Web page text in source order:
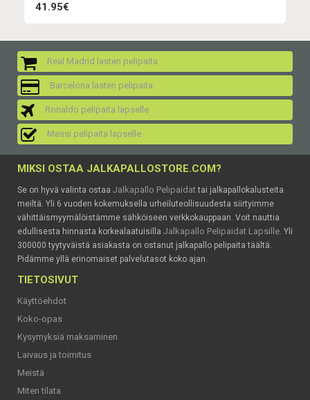
41.95€
Real Madrid lasten pelipaita
Barcelona lasten pelipaita
Ronaldo pelipaita lapselle
Messi pelipaita lapselle
MIKSI OSTAA JALKAPALLOSTORE.COM?
Se on hyvä valinta ostaa Jalkapallo Pelipaidattai jalkapallokalusteita
meiltä. Yli 6 vuoden kokemuksella urheiluteollisuudesta siirtyimme
vähittäismyymälöistämme sähköiseen verkkokauppaan. Voit nauttia
edullisesta hinnasta korkealaatuisilla Jalkapallo Pelipaidat Lapsille. Yli
300000 tyytyväistä asiakasta on ostanut jalkapallo pelipaita täältä.
Pidämme yllä erinomaiset palvelutasot koko ajan.
TIETOSIVUT
Käyttöehdot
Koko-opas
Kysymyksiä maksaminen
Laivaus ja toimitus
Meistä
Miten tilata